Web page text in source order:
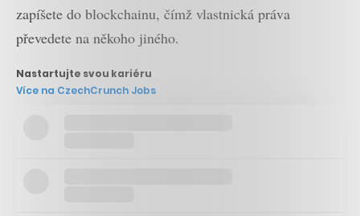
zapíšete do blockchainu, čímž vlastnická práva
převedete na někoho jiného.
Nastartujte svou kariéru
Více na CzechCrunch Jobs